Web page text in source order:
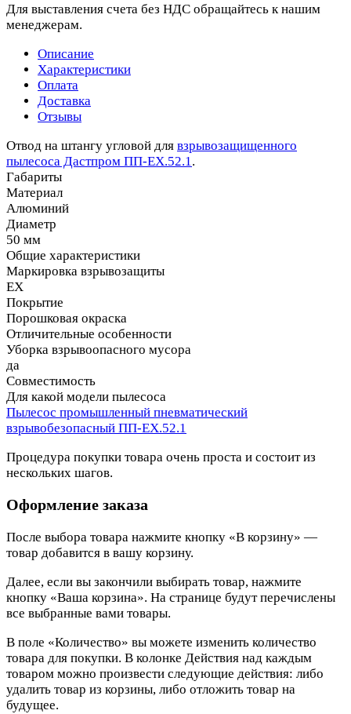
Для выставления счета без НДС обращайтесь к нашим
менеджерам.
Описание
Характеристики
Оплата
Доставка
Отзывы
Отвод на штангу угловой для взрывозащищенного
пылесоса Дастпром ПП-ЕХ.52.1 .
Габариты
Материал
Алюминий
Диаметр
50 мм
Общие характеристики
Маркировка взрывозащиты
EX
Покрытие
Порошковая окраска
Отличительные особенности
Уборка взрывоопасного мусора
да
Совместимость
Для какой модели пылесоса
Пылесос промышленный пневматический
взрывобезопасный ПП-ЕХ.52.1
Процедура покупки товара очень проста и состоит из
нескольких шагов.
Оформление заказа
После выбора товара нажмите кнопку «В корзину» —
товар добавится в вашу корзину.
Далее, если вы закончили выбирать товар, нажмите
кнопку «Ваша корзина». На странице будут перечислены
все выбранные вами товары.
В поле «Количество» вы можете изменить количество
товара для покупки. В колонке Действия над каждым
товаром можно произвести следующие действия: либо
удалить товар из корзины, либо отложить товар на
будущее.